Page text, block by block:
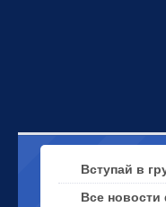
Вступай в
Все